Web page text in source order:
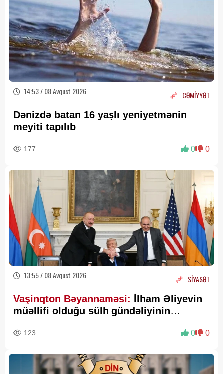
14:53 / 08 Avqust 2026 CƏMİYYƏT
Dənizdə batan 16 yaşlı yeniyetmənin
meyiti tapılıb
177 0 0
13:55 / 08 Avqust 2026 SİYASƏT
Vaşinqton Bəyannaməsi: İlham Əliyevin
müəllifi olduğu sülh gündəliyinin
123 0 0